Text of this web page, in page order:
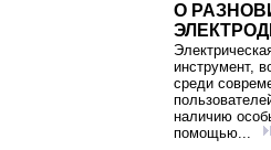
О
инструмент,
среди
наличию
помощью...